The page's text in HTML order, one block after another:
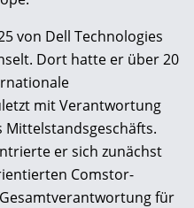
von Dell Technologies
Dort hatte er über 20
mit Verantwortung
Mittelstandsgeschäfts.
er sich zunächst
Comstor-
für